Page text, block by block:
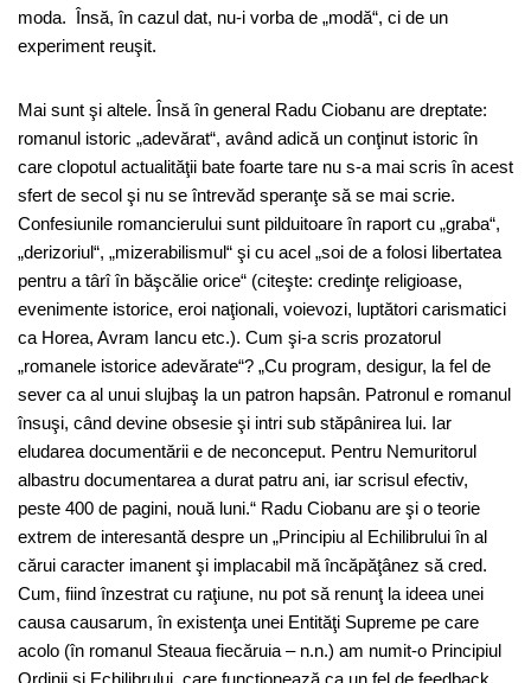
moda. Însă, în cazul dat, nu-i vorba de „modă“, ci de un
experiment reuşit.
Mai sunt şi altele. Însă în general Radu Ciobanu are dreptate:
romanul istoric „adevărat“, având adică un conţinut istoric în
care clopotul actualităţii bate foarte tare nu s-a mai scris în acest
sfert de secol şi nu se întrevăd speranţe să se mai scrie.
Confesiunile romancierului sunt pilduitoare în raport cu „graba“,
„derizoriul“, „mizerabilismul“ şi cu acel „soi de a folosi libertatea
pentru a târî în băşcălie orice“ (citeşte: credinţe religioase,
evenimente istorice, eroi naţionali, voievozi, luptători carismatici
ca Horea, Avram Iancu etc.). Cum şi-a scris prozatorul
„romanele istorice adevărate“? „Cu program, desigur, la fel de
sever ca al unui slujbaş la un patron hapsân. Patronul e romanul
însuşi, când devine obsesie şi intri sub stăpânirea lui. Iar
eludarea documentării e de neconceput. Pentru Nemuritorul
albastru documentarea a durat patru ani, iar scrisul efectiv,
peste 400 de pagini, nouă luni.“ Radu Ciobanu are şi o teorie
extrem de interesantă despre un „Principiu al Echilibrului în al
cărui caracter imanent şi implacabil mă încăpăţânez să cred.
Cum, fiind înzestrat cu raţiune, nu pot să renunţ la ideea unei
causa causarum, în existenţa unei Entităţi Supreme pe care
acolo (în romanul Steaua fiecăruia – n.n.) am numit-o Principiul
Ordinii şi Echilibrului, care funcţionează ca un fel de feedback.